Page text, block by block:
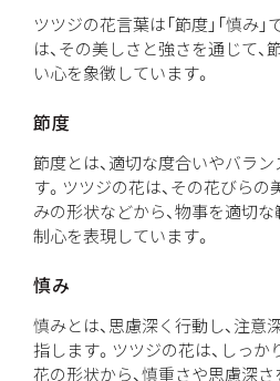
ツツジの花言葉は「節度」「慎み
は、その美しさと強さを通じて
い心を象徴しています。
節度
節度とは、適切な度合いやバラ
す。ツツジの花は、その花びら
みの形状などから、物事を適切
制心を表現しています。
慎み
慎みとは、思慮深く行動し、注
指します。ツツジの花は、しっ
花の形状から、慎重さや思慮深さ